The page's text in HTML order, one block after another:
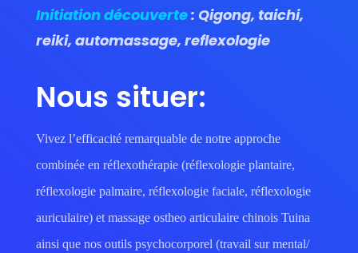
Initiation découverte: Qigong, taichi,
reiki, automassage, reflexologie
Nous situer:
Vivez l’efficacité remarquable de notre approche
combinée en réflexothérapie (réflexologie plantaire,
réflexologie palmaire, réflexologie faciale, réflexologie
auriculaire) et massage ostheo articulaire chinois Tuina
ainsi que nos outils psychocorporel (travail sur mental/